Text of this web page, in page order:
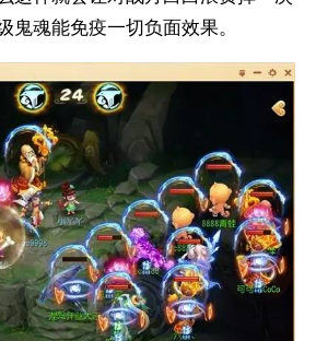
鬼魂能免疫一切负面效果。